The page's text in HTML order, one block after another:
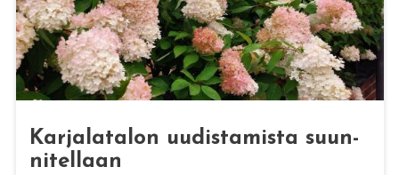
Kar­ja­la­ta­lon uu­dis­ta­mis­ta suun­
ni­tel­laan